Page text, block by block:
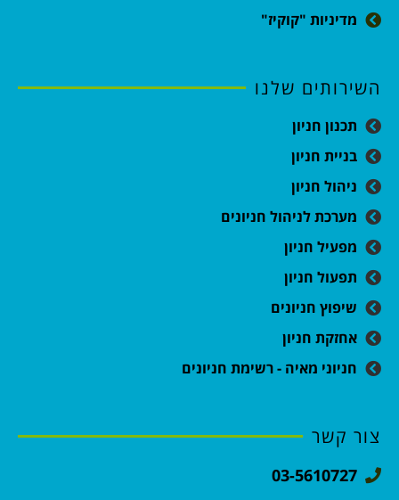
מדיניות "קוקיז"
השירותים שלנו
תכנון חניון
בניית חניון
ניהול חניון
מערכת לניהול חניונים
מפעיל חניון
תפעול חניון
שיפוץ חניונים
אחזקת חניון
חניוני מאיה - רשימת חניונים
צור קשר
03-5610727